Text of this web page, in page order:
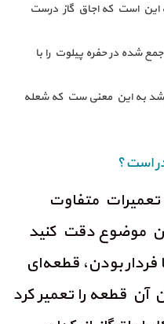
است که اجاق گاز درست
شده در حفره پیلوت را با
به این معنی ست که شعله
است؟
متفاوت
موضوع دقت کنید
بودن، قطعه‌ای
آن قطعه را تعمیر کرد